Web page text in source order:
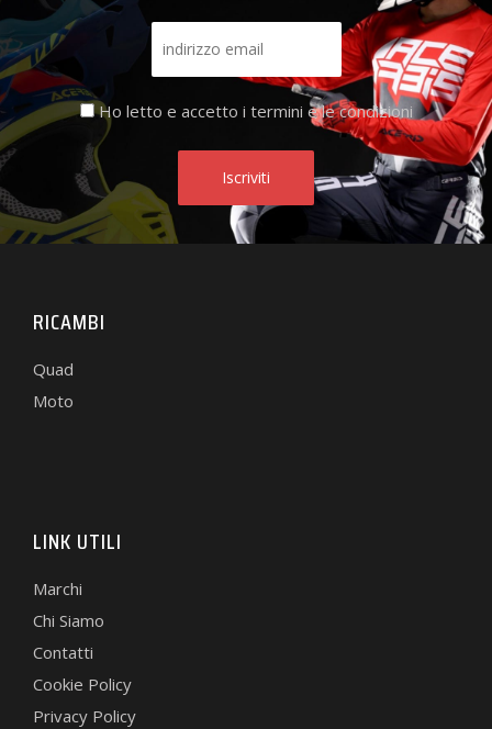
Ho letto e accetto i termini e le condizioni
RICAMBI
Quad
Moto
LINK UTILI
Marchi
Chi Siamo
Contatti
Cookie Policy
Privacy Policy